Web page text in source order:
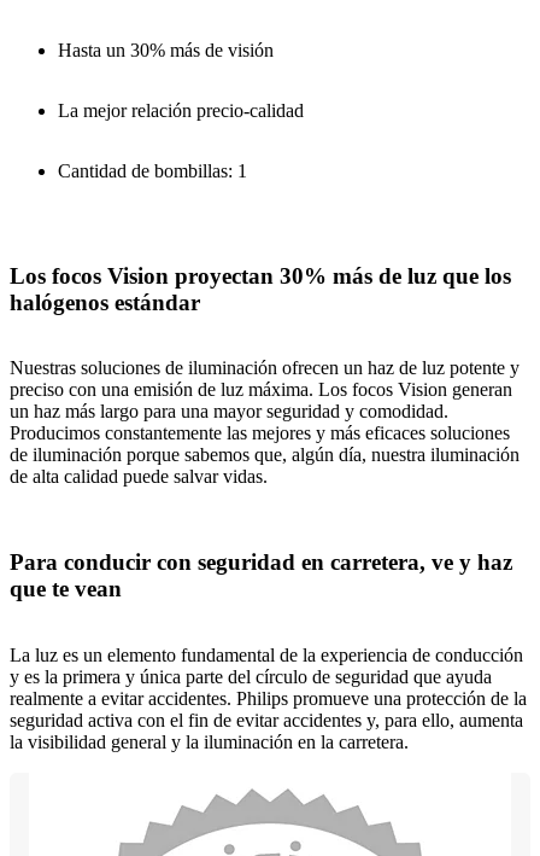
Hasta un 30% más de visión
La mejor relación precio-calidad
Cantidad de bombillas: 1
Los focos Vision proyectan 30% más de luz que los
halógenos estándar
Nuestras soluciones de iluminación ofrecen un haz de luz potente y
preciso con una emisión de luz máxima. Los focos Vision generan
un haz más largo para una mayor seguridad y comodidad.
Producimos constantemente las mejores y más eficaces soluciones
de iluminación porque sabemos que, algún día, nuestra iluminación
de alta calidad puede salvar vidas.
Para conducir con seguridad en carretera, ve y haz
que te vean
La luz es un elemento fundamental de la experiencia de conducción
y es la primera y única parte del círculo de seguridad que ayuda
realmente a evitar accidentes. Philips promueve una protección de la
seguridad activa con el fin de evitar accidentes y, para ello, aumenta
la visibilidad general y la iluminación en la carretera.